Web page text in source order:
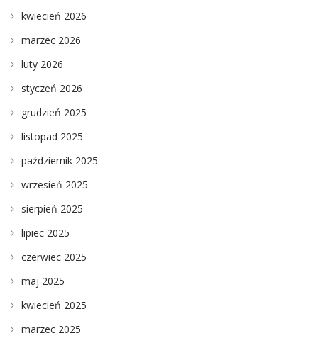
kwiecień 2026
marzec 2026
luty 2026
styczeń 2026
grudzień 2025
listopad 2025
październik 2025
wrzesień 2025
sierpień 2025
lipiec 2025
czerwiec 2025
maj 2025
kwiecień 2025
marzec 2025